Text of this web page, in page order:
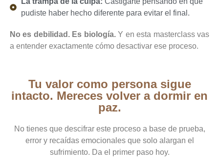
pudiste haber hecho diferente para evitar el final.
No es debilidad. Es biología.Y en esta masterclass vas
a entender exactamente cómo desactivar ese proceso.
Tu valor como persona sigue
intacto. Mereces volver a dormir en
paz.
No tienes que descifrar este proceso a base de prueba,
error y recaídas emocionales que solo alargan el
sufrimiento. Da el primer paso hoy.